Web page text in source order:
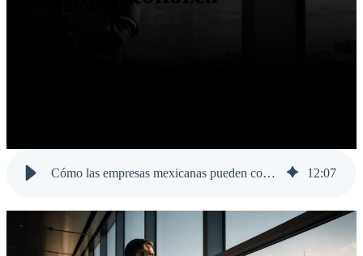
Cómo las empresas mexicanas pueden construir autoridad de marca en EE.UU. antes de que alguien las conozca 12:07